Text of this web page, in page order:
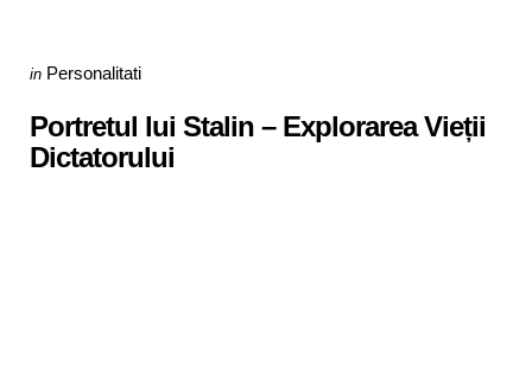
Categories
Posted
in Personalitati
Portretul lui Stalin – Explorarea Vieții
Dictatorului